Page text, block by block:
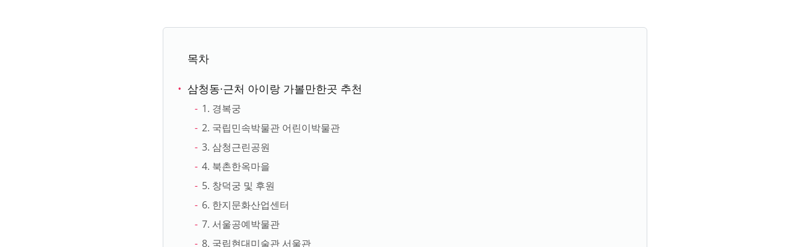
목차
삼청동·근처 아이랑 가볼만한곳 추천
1. 경복궁
2. 국립민속박물관 어린이박물관
3. 삼청근린공원
4. 북촌한옥마을
5. 창덕궁 및 후원
6. 한지문화산업센터
7. 서울공예박물관
8. 국립현대미술관 서울관